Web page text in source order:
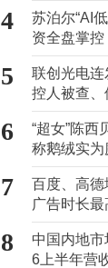
4
苏泊尔“AI
资全盘掌
发的负循环
5
联创光电
控人被查
事务所曾出
6
“超女”陈西
称鹅绒实为
百万元
7
百度、高德
广告时长
8
中国内地
6上半年营